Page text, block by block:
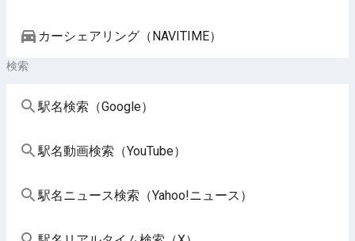
カーシェアリング（NAVITIME）
検索
駅名検索（Google）
駅名動画検索（YouTube）
駅名ニュース検索（Yahoo!ニュース）